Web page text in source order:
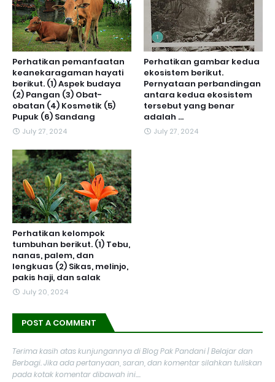
Perhatikan pemanfaatan
keanekaragaman hayati
berikut. (1) Aspek budaya
(2) Pangan (3) Obat-
obatan (4) Kosmetik (5)
Pupuk (6) Sandang
July 27, 2024
Perhatikan gambar kedua
ekosistem berikut.
Pernyataan perbandingan
antara kedua ekosistem
tersebut yang benar
adalah ...
July 27, 2024
Perhatikan kelompok
tumbuhan berikut. (1) Tebu,
nanas, palem, dan
lengkuas (2) Sikas, melinjo,
pakis haji, dan salak
July 20, 2024
POST A COMMENT
Terima kasih atas kunjungannya di Blog Pak Pandani | Belajar dan
Berbagi. Jika ada pertanyaan, saran, dan komentar silahkan tuliskan
pada kotak komentar dibawah ini....